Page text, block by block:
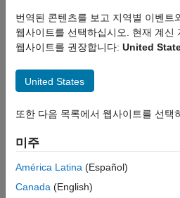
상태
번역된 콘텐츠를 보고 지역별 이벤트
웹사이트를 선택하십시오. 현재 계신
웹사이트를 권장합니다: United
United States
또한 다음 목록에서 웹사이트를 선택
미주
América Latina (Español)
Canada (English)